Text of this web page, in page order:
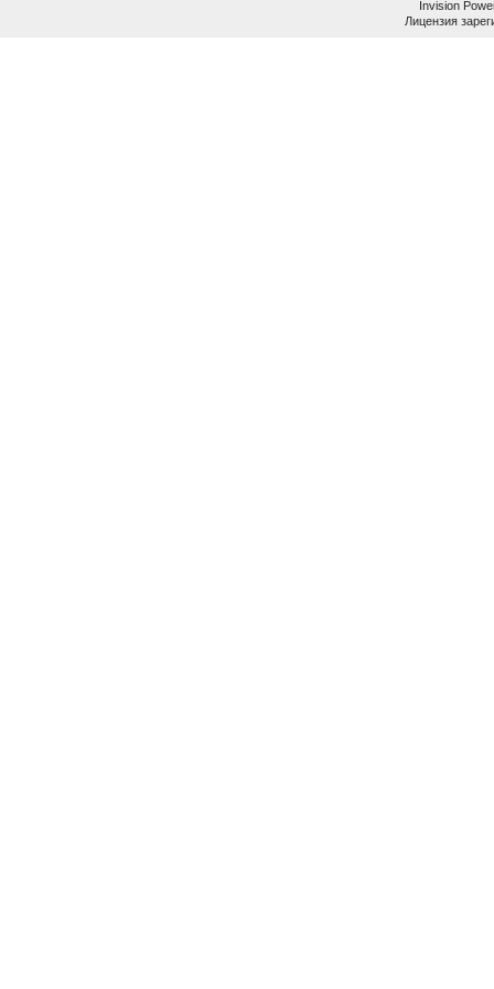
Invision
Лицензия